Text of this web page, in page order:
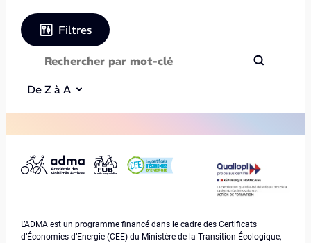
Filtres
De Z à A
L’ADMA est un programme financé dans le cadre des Certificats
d’Économies d’Energie (CEE) du Ministère de la Transition Écologique,